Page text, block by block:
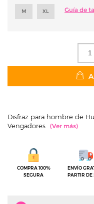
M XL Guía de
Disfraz para hombre de
Vengadores
COMPRA 100%
SEGURA
ENVÍO
PARTIR